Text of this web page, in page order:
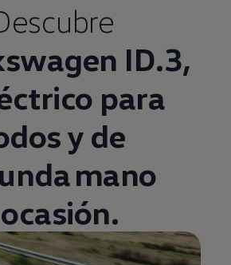
ID.3,
para
y de
mano